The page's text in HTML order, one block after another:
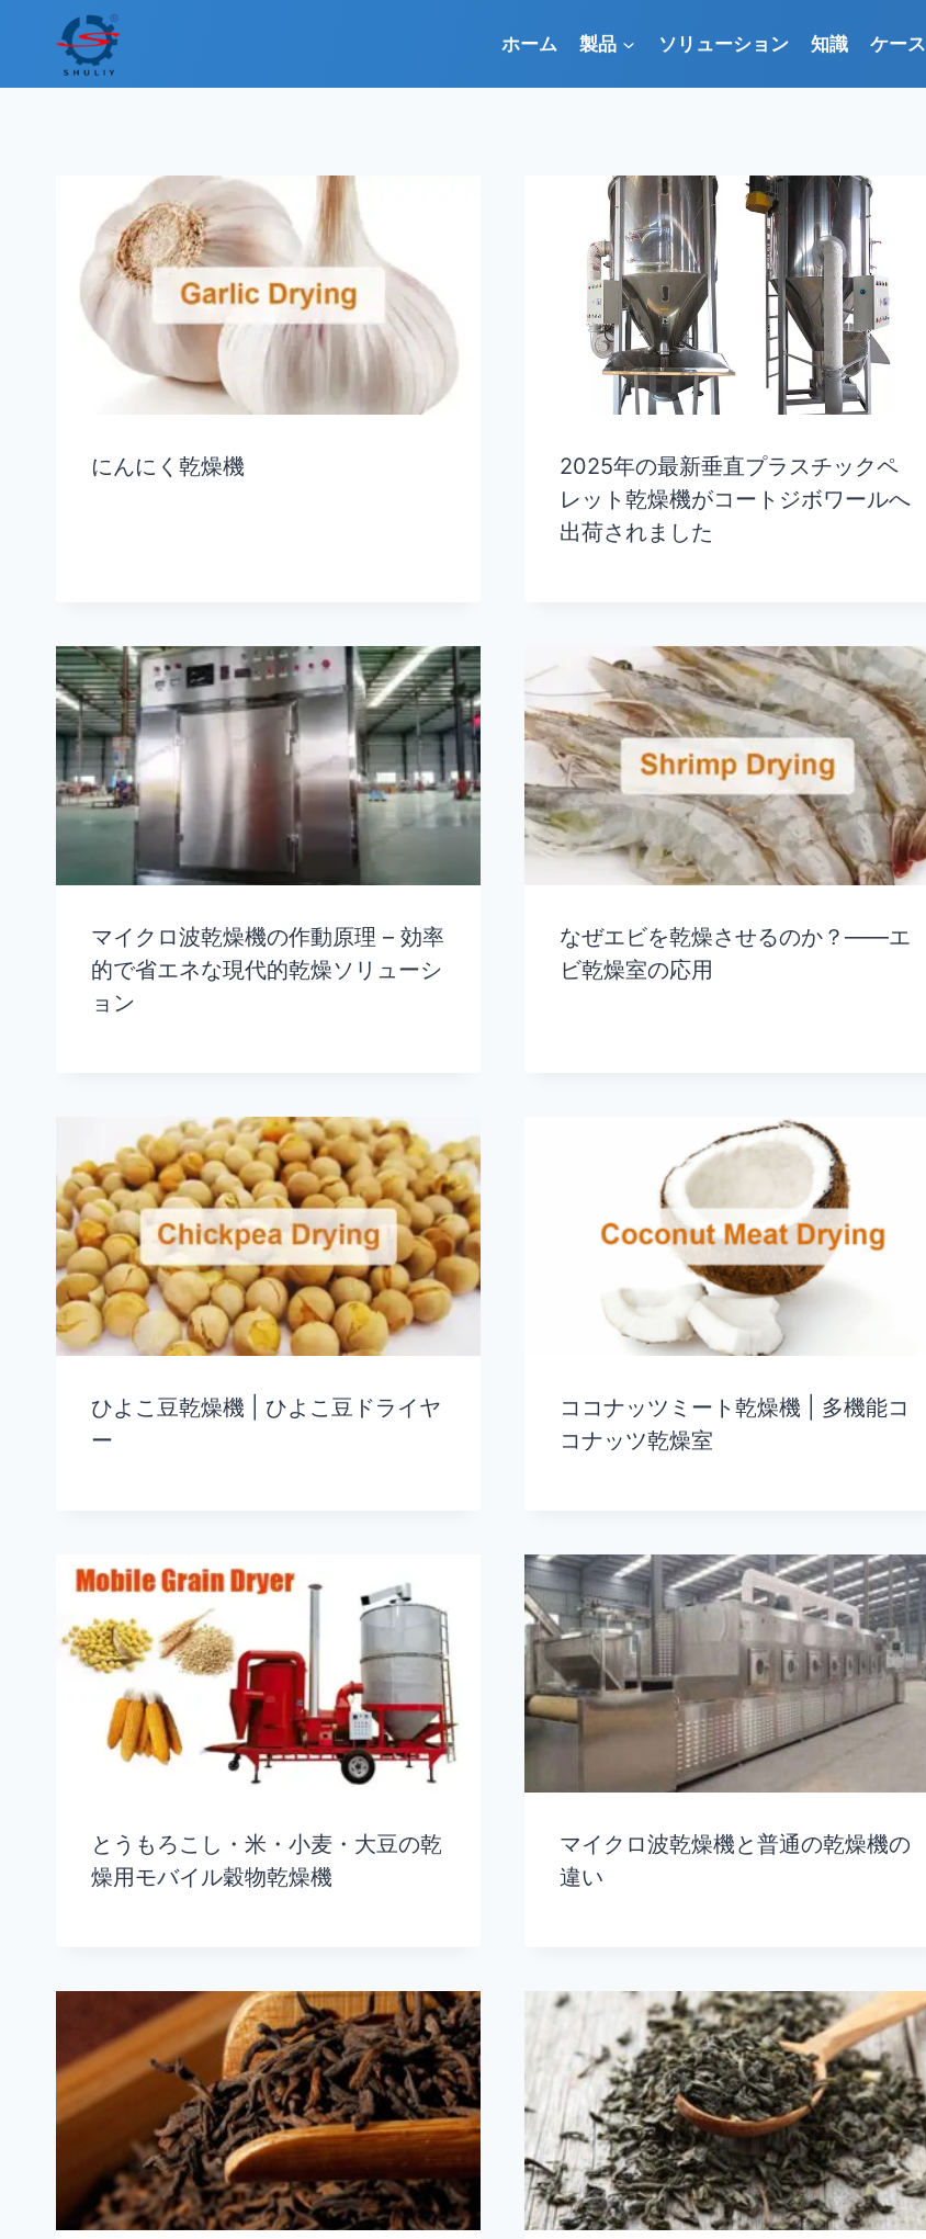
ホーム 製品 ソリューション 知識 ケース
にんにく乾燥機
2025年の最新垂直プラスチックペ
レット乾燥機がコートジボワールへ
出荷されました
マイクロ波乾燥機の作動原理 – 効率
的で省エネな現代的乾燥ソリューシ
ョン
なぜエビを乾燥させるのか？——エ
ビ乾燥室の応用
ひよこ豆乾燥機 | ひよこ豆ドライヤ
ー
ココナッツミート乾燥機 | 多機能コ
コナッツ乾燥室
とうもろこし・米・小麦・大豆の乾
燥用モバイル穀物乾燥機
マイクロ波乾燥機と普通の乾燥機の
違い